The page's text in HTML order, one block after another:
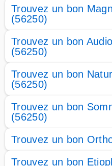
Trouvez un bon
(56250)
Trouvez un bon
(56250)
Trouvez un bon
(56250)
Trouvez un bon
(56250)
Trouvez un bon
Trouvez un bon